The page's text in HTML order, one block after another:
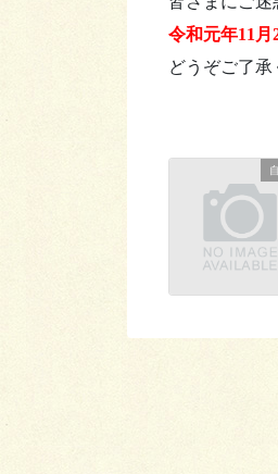
令和元年11月
どうぞご了承